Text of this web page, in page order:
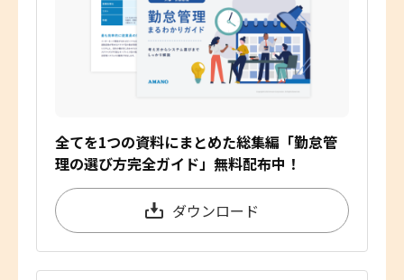
全てを1つの資料にまとめた総集編「勤怠管
理の選び方完全ガイド」無料配布中！
ダウンロード